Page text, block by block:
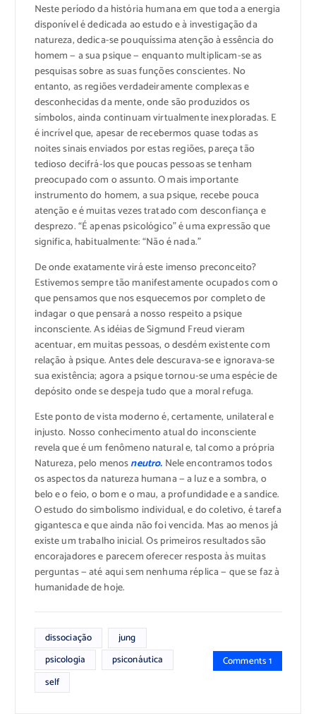
Neste período da história humana em que toda a energia
disponível é dedicada ao estudo e à investigação da
natureza, dedica-se pouquíssima atenção à essência do
homem — a sua psique — enquanto multiplicam-se as
pesquisas sobre as suas funções conscientes. No
entanto, as regiões verdadeiramente complexas e
desconhecidas da mente, onde são produzidos os
símbolos, ainda continuam virtualmente inexploradas. E
é incrível que, apesar de recebermos quase todas as
noites sinais enviados por estas regiões, pareça tão
tedioso decifrá-los que poucas pessoas se tenham
preocupado com o assunto. O mais importante
instrumento do homem, a sua psique, recebe pouca
atenção e é muitas vezes tratado com desconfiança e
desprezo. “É apenas psicológico” é uma expressão que
significa, habitualmente: “Não é nada.”
De onde exatamente virá este imenso preconceito?
Estivemos sempre tão manifestamente ocupados com o
que pensamos que nos esquecemos por completo de
indagar o que pensará a nosso respeito a psique
inconsciente. As idéias de Sigmund Freud vieram
acentuar, em muitas pessoas, o desdém existente com
relação à psique. Antes dele descurava-se e ignorava-se
sua existência; agora a psique tornou-se uma espécie de
depósito onde se despeja tudo que a moral refuga.
Este ponto de vista moderno é, certamente, unilateral e
injusto. Nosso conhecimento atual do inconsciente
revela que é um fenômeno natural e, tal como a própria
Natureza, pelo menosneutro. Nele encontramos todos
os aspectos da natureza humana — a luz e a sombra, o
belo e o feio, o bom e o mau, a profundidade e a sandice.
O estudo do simbolismo individual, e do coletivo, é tarefa
gigantesca e que ainda não foi vencida. Mas ao menos já
existe um trabalho inicial. Os primeiros resultados são
encorajadores e parecem oferecer resposta às muitas
perguntas — até aqui sem nenhuma réplica — que se faz à
humanidade de hoje.
dissociação
jung
psicologia
psiconáutica
self
Comments 1